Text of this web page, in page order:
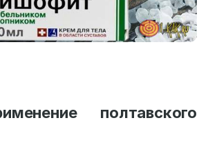
полтавского